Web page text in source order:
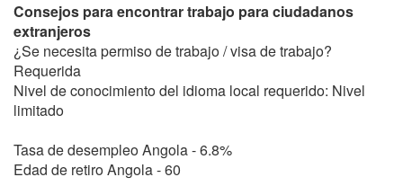
Consejos para encontrar trabajo para ciudadanos
extranjeros
¿Se necesita permiso de trabajo / visa de trabajo?
Requerida
Nivel de conocimiento del idioma local requerido: Nivel
limitado
Tasa de desempleo Angola - 6.8%
Edad de retiro Angola - 60